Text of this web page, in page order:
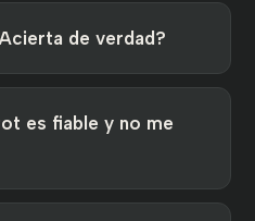
de verdad?
es fiable y no me